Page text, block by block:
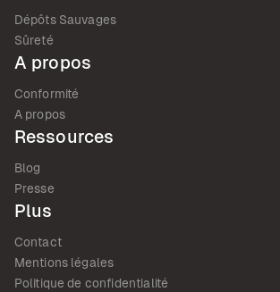
Dépôts Sauvages
Sûreté
A propos
Conformité
A propos
Ressources
Blog
Presse
Plus
Contact
Mentions légales
Politique de confidentialité